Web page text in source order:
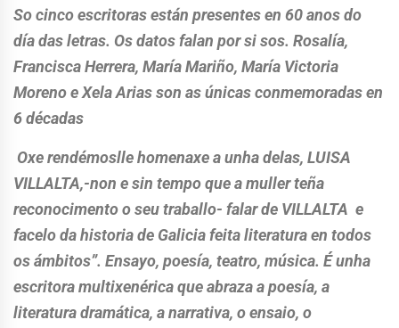
So cinco escritoras están presentes en 60 anos do
día das letras. Os datos falan por si sos. Rosalía,
Francisca Herrera, María Mariño, María Victoria
Moreno e Xela Arias son as únicas conmemoradas en
6 décadas
Oxe rendémoslle homenaxe a unha delas, LUISA
VILLALTA,-non e sin tempo que a muller teña
reconocimento o seu traballo- falar de VILLALTA e
facelo da historia de Galicia feita literatura en todos
os ámbitos”. Ensayo, poesía, teatro, música. É unha
escritora multixenérica que abraza a poesía, a
literatura dramática, a narrativa, o ensaio, o